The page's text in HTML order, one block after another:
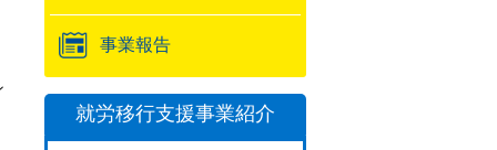
事業報告
就労移行支援事業紹介